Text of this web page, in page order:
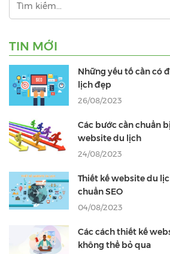
TIN MỚI
Những yếu tố cần có
lịch đẹp
26/08/2023
Các bước cần chuẩn
website du lịch
24/08/2023
Thiết kế website du
chuẩn SEO
04/08/2023
Các cách thiết kế
không thể bỏ qua